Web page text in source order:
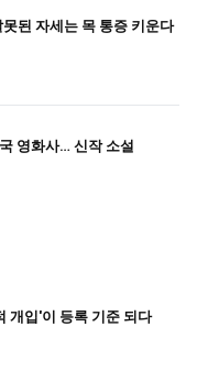
된 자세는 목 통증 키운다
영화사… 신작 소설
개입'이 등록 기준 되다